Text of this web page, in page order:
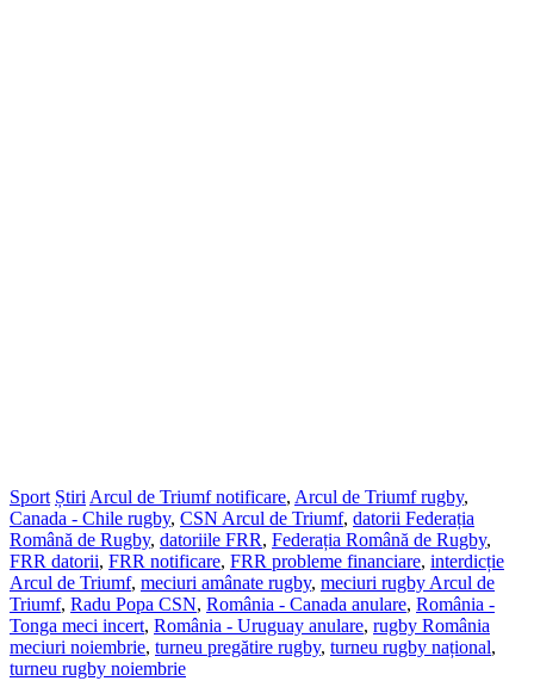
Sport ȘtiriArcul de Triumf notificare, Arcul de Triumf rugby,
Canada - Chile rugby, CSN Arcul de Triumf, datorii Federația
Română de Rugby, datoriile FRR, Federația Română de Rugby,
FRR datorii, FRR notificare, FRR probleme financiare, interdicție
Arcul de Triumf, meciuri amânate rugby, meciuri rugby Arcul de
Triumf, Radu Popa CSN, România - Canada anulare, România -
Tonga meci incert, România - Uruguay anulare, rugby România
meciuri noiembrie, turneu pregătire rugby, turneu rugby național,
turneu rugby noiembrie